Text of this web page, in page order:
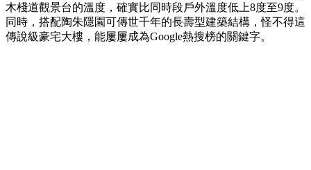
木棧道觀景台的溫度，確實比同時段戶外溫度低上8度至9度。
同時，搭配陶朱隱園可傳世千年的長壽型建築結構，怪不得這
傳說級豪宅大樓，能屢屢成為Google熱搜榜的關鍵字。